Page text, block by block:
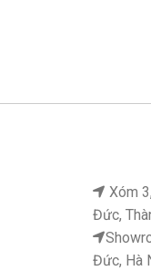
Xóm
Đức,
Đức, Hà